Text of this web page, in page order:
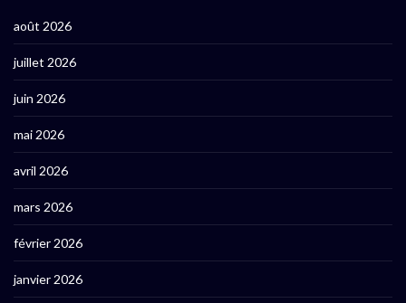
août 2026
juillet 2026
juin 2026
mai 2026
avril 2026
mars 2026
février 2026
janvier 2026